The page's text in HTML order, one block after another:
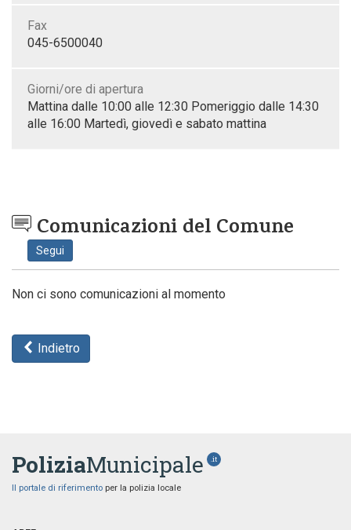
Fax
045-6500040
Giorni/ore di apertura
Mattina dalle 10:00 alle 12:30 Pomeriggio dalle 14:30
alle 16:00 Martedì, giovedì e sabato mattina
Comunicazioni del Comune
Segui
Non ci sono comunicazioni al momento
Indietro
PoliziaMunicipale .it
Il portale di riferimento per la polizia locale